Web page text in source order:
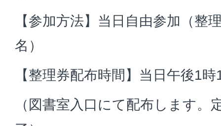
【参加方法】当日自由参加（整
名）
【整理券配布時間】当日午後1
（図書室入口にて配布します。